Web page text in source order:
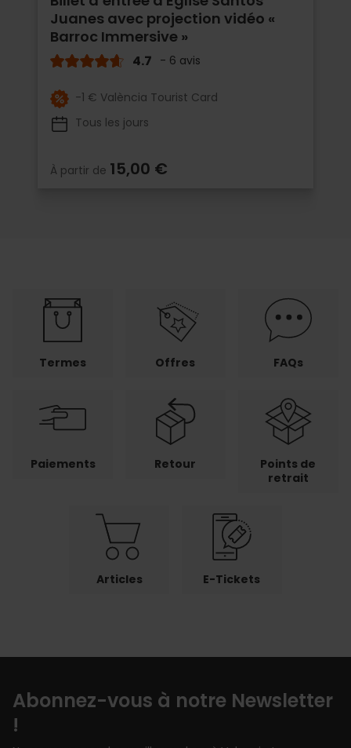
Juanes avec projection vidéo «
Barroc Immersive »
4.7 - 6 avis
-1 € València Tourist Card
Tous les jours
À partir de 15,00 €
Termes Offres FAQs
Paiements Retour
Points de
retrait
Articles E-Tickets
Abonnez-vous à notre Newsletter
!